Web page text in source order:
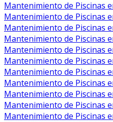
Mantenimiento de Piscinas
Mantenimiento de Piscinas
Mantenimiento de Piscinas
Mantenimiento de Piscinas
Mantenimiento de Piscinas
Mantenimiento de Piscinas
Mantenimiento de Piscinas
Mantenimiento de Piscinas
Mantenimiento de Piscinas
Mantenimiento de Piscinas
Mantenimiento de Piscinas